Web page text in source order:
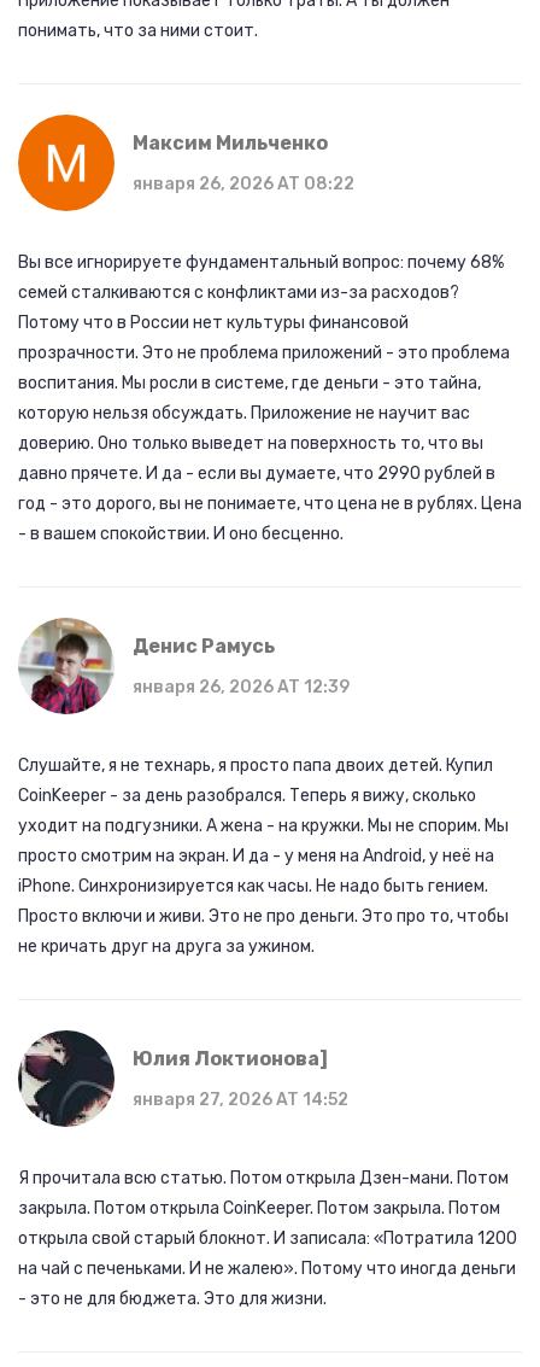
понимать, что за ними стоит.
Максим Мильченко
января 26, 2026 AT 08:22
Вы все игнорируете фундаментальный вопрос: почему 68%
семей сталкиваются с конфликтами из-за расходов?
Потому что в России нет культуры финансовой
прозрачности. Это не проблема приложений - это проблема
воспитания. Мы росли в системе, где деньги - это тайна,
которую нельзя обсуждать. Приложение не научит вас
доверию. Оно только выведет на поверхность то, что вы
давно прячете. И да - если вы думаете, что 2990 рублей в
год - это дорого, вы не понимаете, что цена не в рублях. Цена
- в вашем спокойствии. И оно бесценно.
Денис Рамусь
января 26, 2026 AT 12:39
Слушайте, я не технарь, я просто папа двоих детей. Купил
CoinKeeper - за день разобрался. Теперь я вижу, сколько
уходит на подгузники. А жена - на кружки. Мы не спорим. Мы
просто смотрим на экран. И да - у меня на Android, у неё на
iPhone. Синхронизируется как часы. Не надо быть гением.
Просто включи и живи. Это не про деньги. Это про то, чтобы
не кричать друг на друга за ужином.
Юлия Локтионова]
января 27, 2026 AT 14:52
Я прочитала всю статью. Потом открыла Дзен-мани. Потом
закрыла. Потом открыла CoinKeeper. Потом закрыла. Потом
открыла свой старый блокнот. И записала: «Потратила 1200
на чай с печеньками. И не жалею». Потому что иногда деньги
- это не для бюджета. Это для жизни.